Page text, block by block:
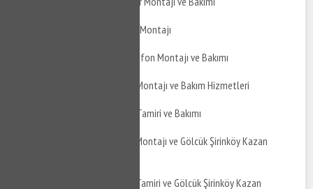
Gölcük Şirinköy Şofben Montajı
Gölcük Şirinköy Termosifon Montajı ve Bakımı
Gölcük Şirinköy Boyler Montajı ve Bakım Hizmetleri
Gölcük Şirinköy Boyler Tamiri ve Bakımı
Gölcük Şirinköy Kazan Montajı ve Gölcük Şirinköy Kazan
Gölcük Şirinköy Kazan Tamiri ve Gölcük Şirinköy Kazan